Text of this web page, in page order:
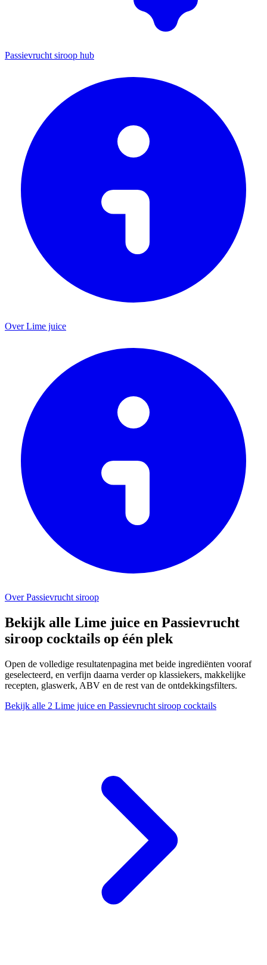
Passievrucht siroop hub
Over Lime juice
Over Passievrucht siroop
Bekijk alle Lime juice en Passievrucht
siroop cocktails op één plek
Open de volledige resultatenpagina met beide ingrediënten vooraf
geselecteerd, en verfijn daarna verder op klassiekers, makkelijke
recepten, glaswerk, ABV en de rest van de ontdekkingsfilters.
Bekijk alle 2 Lime juice en Passievrucht siroop cocktails